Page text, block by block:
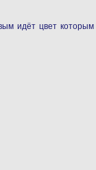
идёт цвет